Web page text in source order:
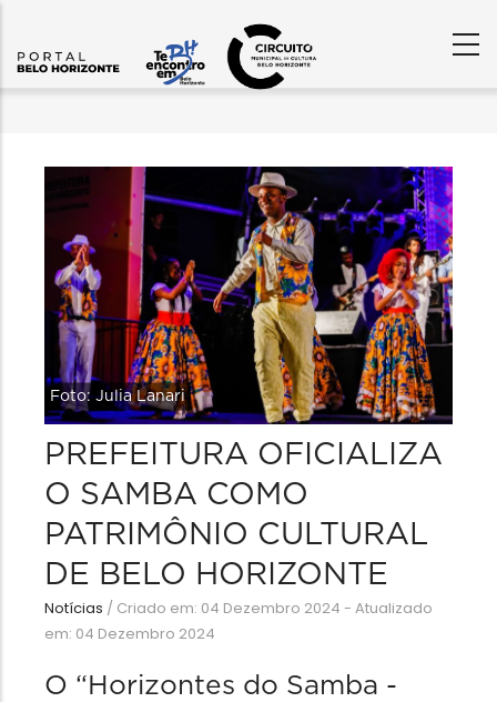
Foto: Julia Lanari
PREFEITURA OFICIALIZA
O SAMBA COMO
PATRIMÔNIO CULTURAL
DE BELO HORIZONTE
Notícias / Criado em: 04 Dezembro 2024 - Atualizado
em: 04 Dezembro 2024
O “Horizontes do Samba -